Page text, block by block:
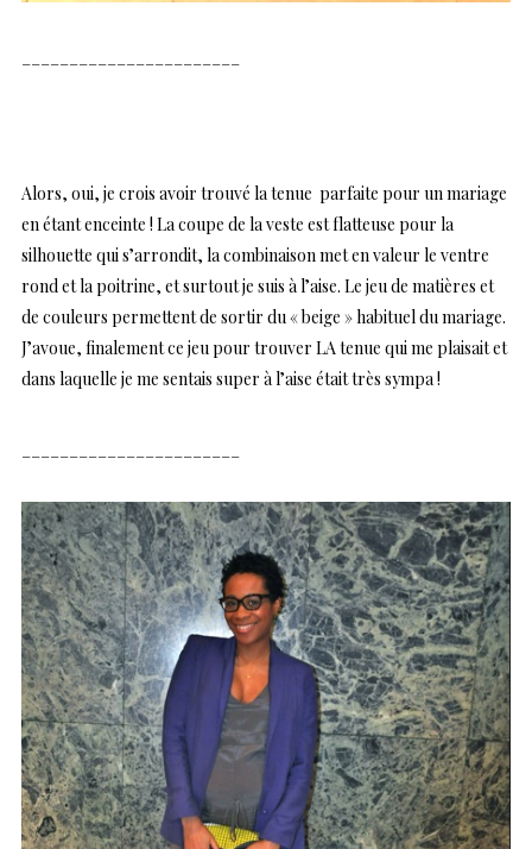
Alors, oui, je crois avoir trouvé la tenue parfaite pour un mariage
en étant enceinte ! La coupe de la veste est flatteuse pour la
silhouette qui s’arrondit, la combinaison met en valeur le ventre
rond et la poitrine, et surtout je suis à l’aise. Le jeu de matières et
de couleurs permettent de sortir du « beige » habituel du mariage.
J’avoue, finalement ce jeu pour trouver LA tenue qui me plaisait et
dans laquelle je me sentais super à l’aise était très sympa !